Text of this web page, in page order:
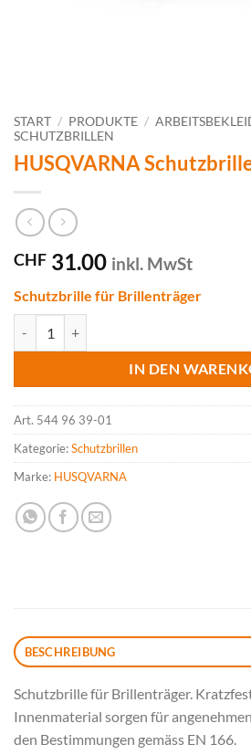
START / PRODUKTE /
SCHUTZBRILLEN
HUSQVARNA
CHF 31.00 inkl. MwSt
Schutzbrille für Brillenträger
IN DEN
Art. 544 96 39-01
Kategorie:Schutzbrillen
Marke: HUSQVARNA
BESCHREIBUNG
Schutzbrille für Brillenträger.
Innenmaterial sorgen für
den Bestimmungen gemäss EN 166.